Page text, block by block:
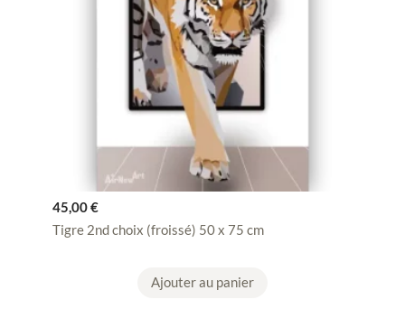
45,00€
Tigre 2nd choix (froissé) 50 x 75 cm
Ajouter au panier